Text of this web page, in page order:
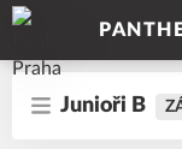
Junioři B